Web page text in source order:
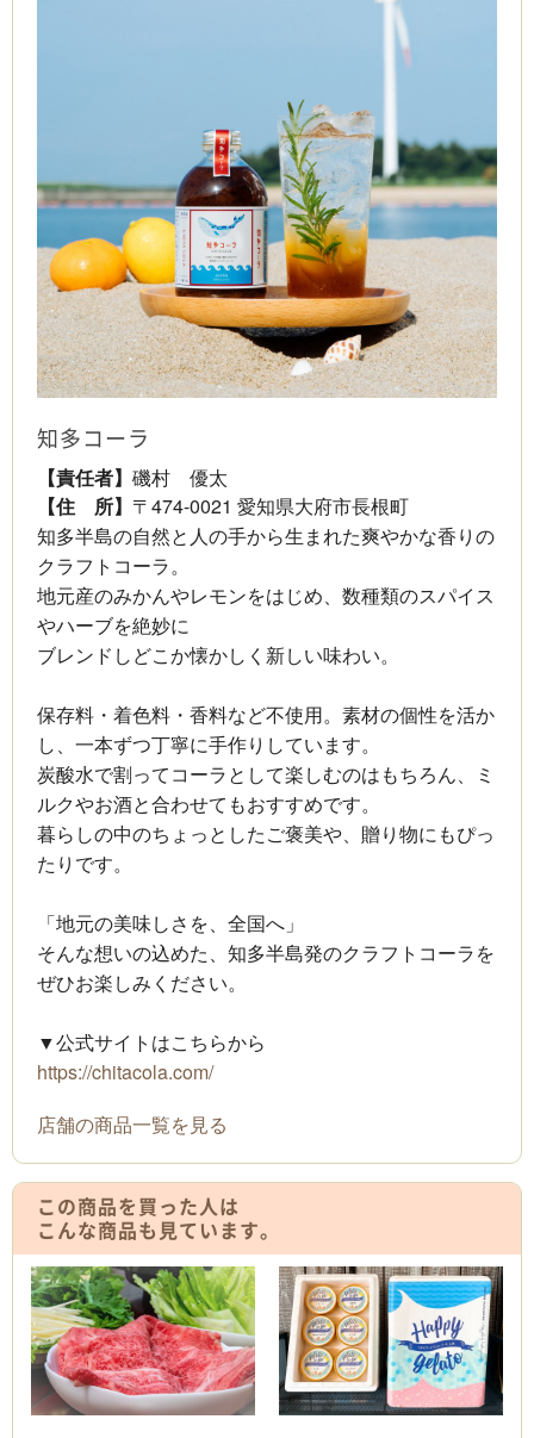
知多コーラ
【責任者】 磯村 優太
【住 所】 〒474-0021 愛知県大府市長根町
知多半島の自然と人の手から生まれた爽やかな香りの
クラフトコーラ。
地元産のみかんやレモンをはじめ、数種類のスパイス
やハーブを絶妙に
ブレンドしどこか懐かしく新しい味わい。
保存料・着色料・香料など不使用。素材の個性を活か
し、一本ずつ丁寧に手作りしています。
炭酸水で割ってコーラとして楽しむのはもちろん、ミ
ルクやお酒と合わせてもおすすめです。
暮らしの中のちょっとしたご褒美や、贈り物にもぴっ
たりです。
「地元の美味しさを、全国へ」
そんな想いの込めた、知多半島発のクラフトコーラを
ぜひお楽しみください。
▼公式サイトはこちらから
https://chitacola.com/
店舗の商品一覧を見る
この商品を買った人は
こんな商品も見ています。